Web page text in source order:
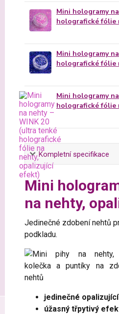
Mini hologramy
holografické fólie
Mini hologramy
holografické fólie
Mini hologramy
holografické fólie
Kompletní specifikace
Mini
na nehty,
Jedinečné zdobení nehtů
podkladu.
jedinečné
úžasný třpytivý